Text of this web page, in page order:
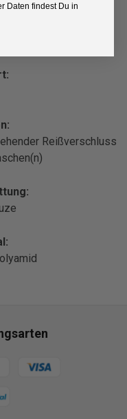
Reißverschluss
Daten findest Du in